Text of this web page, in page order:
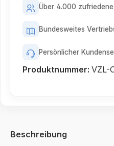
Über 4.000
Bundesweites
Persönlicher
Produktnummer: VZL-
Beschreibung